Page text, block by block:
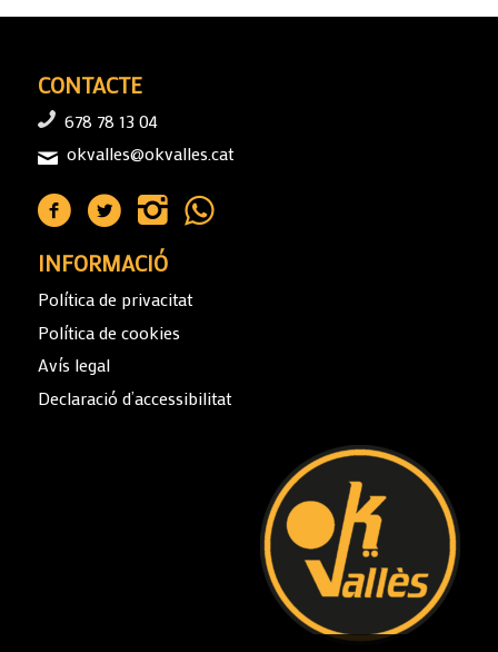
CONTACTE
678 78 13 04
okvalles@okvalles.cat
INFORMACIÓ
Política de privacitat
Política de cookies
Avís legal
Declaració d’accessibilitat